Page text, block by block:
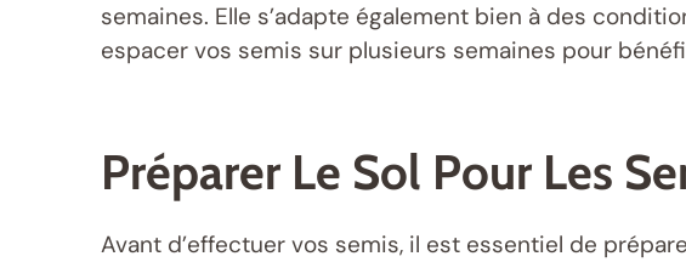
semaines. Elle s’adapte également bien à des
espacer vos semis sur plusieurs semaines pour
Préparer Le Sol Pour Les
Avant d’effectuer vos semis, il est essentiel de